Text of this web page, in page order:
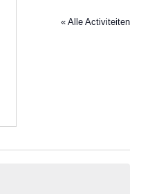
« Alle Activiteiten